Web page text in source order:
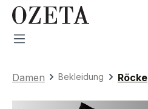
Zum Hauptinhalt springen
Damen Bekleidung Röcke